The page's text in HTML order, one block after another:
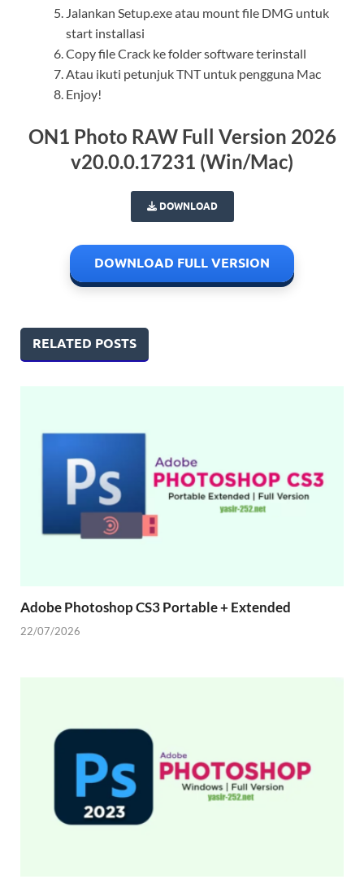
Jalankan Setup.exe atau mount file DMG untuk
start installasi
Copy file Crack ke folder software terinstall
Atau ikuti petunjuk TNT untuk pengguna Mac
Enjoy!
ON1 Photo RAW Full Version 2026
v20.0.0.17231 (Win/Mac)
DOWNLOAD
DOWNLOAD FULL VERSION
RELATED POSTS
Adobe Photoshop CS3 Portable + Extended
22/07/2026